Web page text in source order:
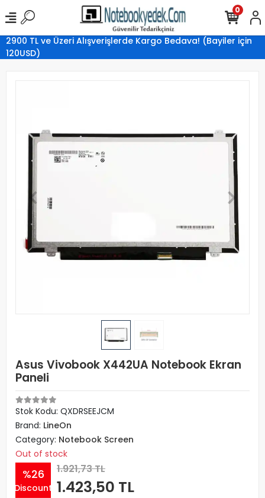
2900 TL ve Üzeri Alışverişlerde Kargo Bedava! (Bayiler için
120USD)
0
Asus Vivobook X442UA Notebook Ekran
Paneli
Stok Kodu: QXDRSEEJCM
Brand: LineOn
Category: Notebook Screen
Out of stock
%26
Discount
1.921,73 TL
1.423,50 TL